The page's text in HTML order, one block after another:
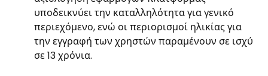
υποδεικνύει την καταλληλότητα για γενικό
περιεχόμενο, ενώ οι περιορισμοί ηλικίας για
την εγγραφή των χρηστών παραμένουν σε ισχύ
σε 13 χρόνια.